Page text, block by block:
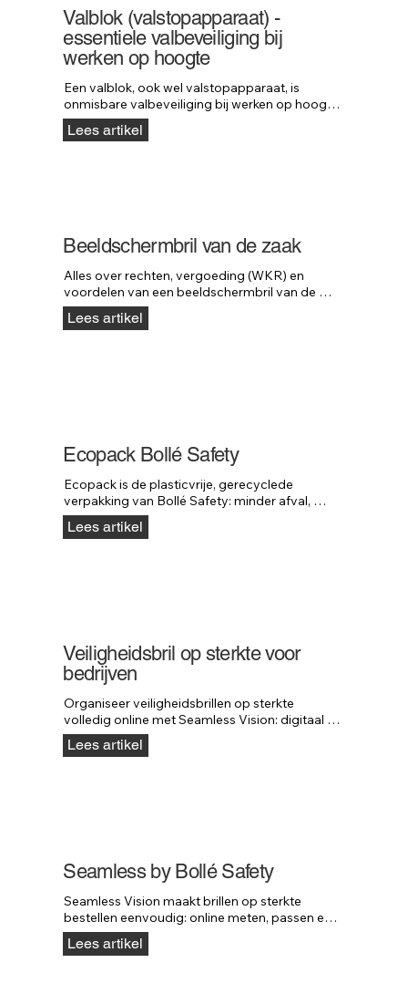
Valblok (valstopapparaat) -
essentiele valbeveiliging bij
werken op hoogte
Een valblok, ook wel valstopapparaat, is
onmisbare valbeveiliging bij werken op hoogte.
Het blok stopt een val direct, vergelijkbaar met
een autogordel, zodat ernstig letsel wordt
Lees artikel
Beeldschermbril van de zaak
Alles over rechten, vergoeding (WKR) en
voordelen van een beeldschermbril van de
zaak, inclusief Arbowet, belastingregels en
keuzetips.
Lees artikel
Ecopack Bollé Safety
Ecopack is de plasticvrije, gerecyclede
verpakking van Bollé Safety: minder afval,
lager gewicht en dezelfde stuksprijs als plastic.
Lees artikel
Veiligheidsbril op sterkte voor
bedrijven
Organiseer veiligheidsbrillen op sterkte
volledig online met Seamless Vision: digitaal
meten, virtueel passen en snelle levering.
Lees artikel
Seamless by Bollé Safety
Seamless Vision maakt brillen op sterkte
bestellen eenvoudig: online meten, passen en
bestellen — zonder bezoek aan de opticien.
Lees artikel